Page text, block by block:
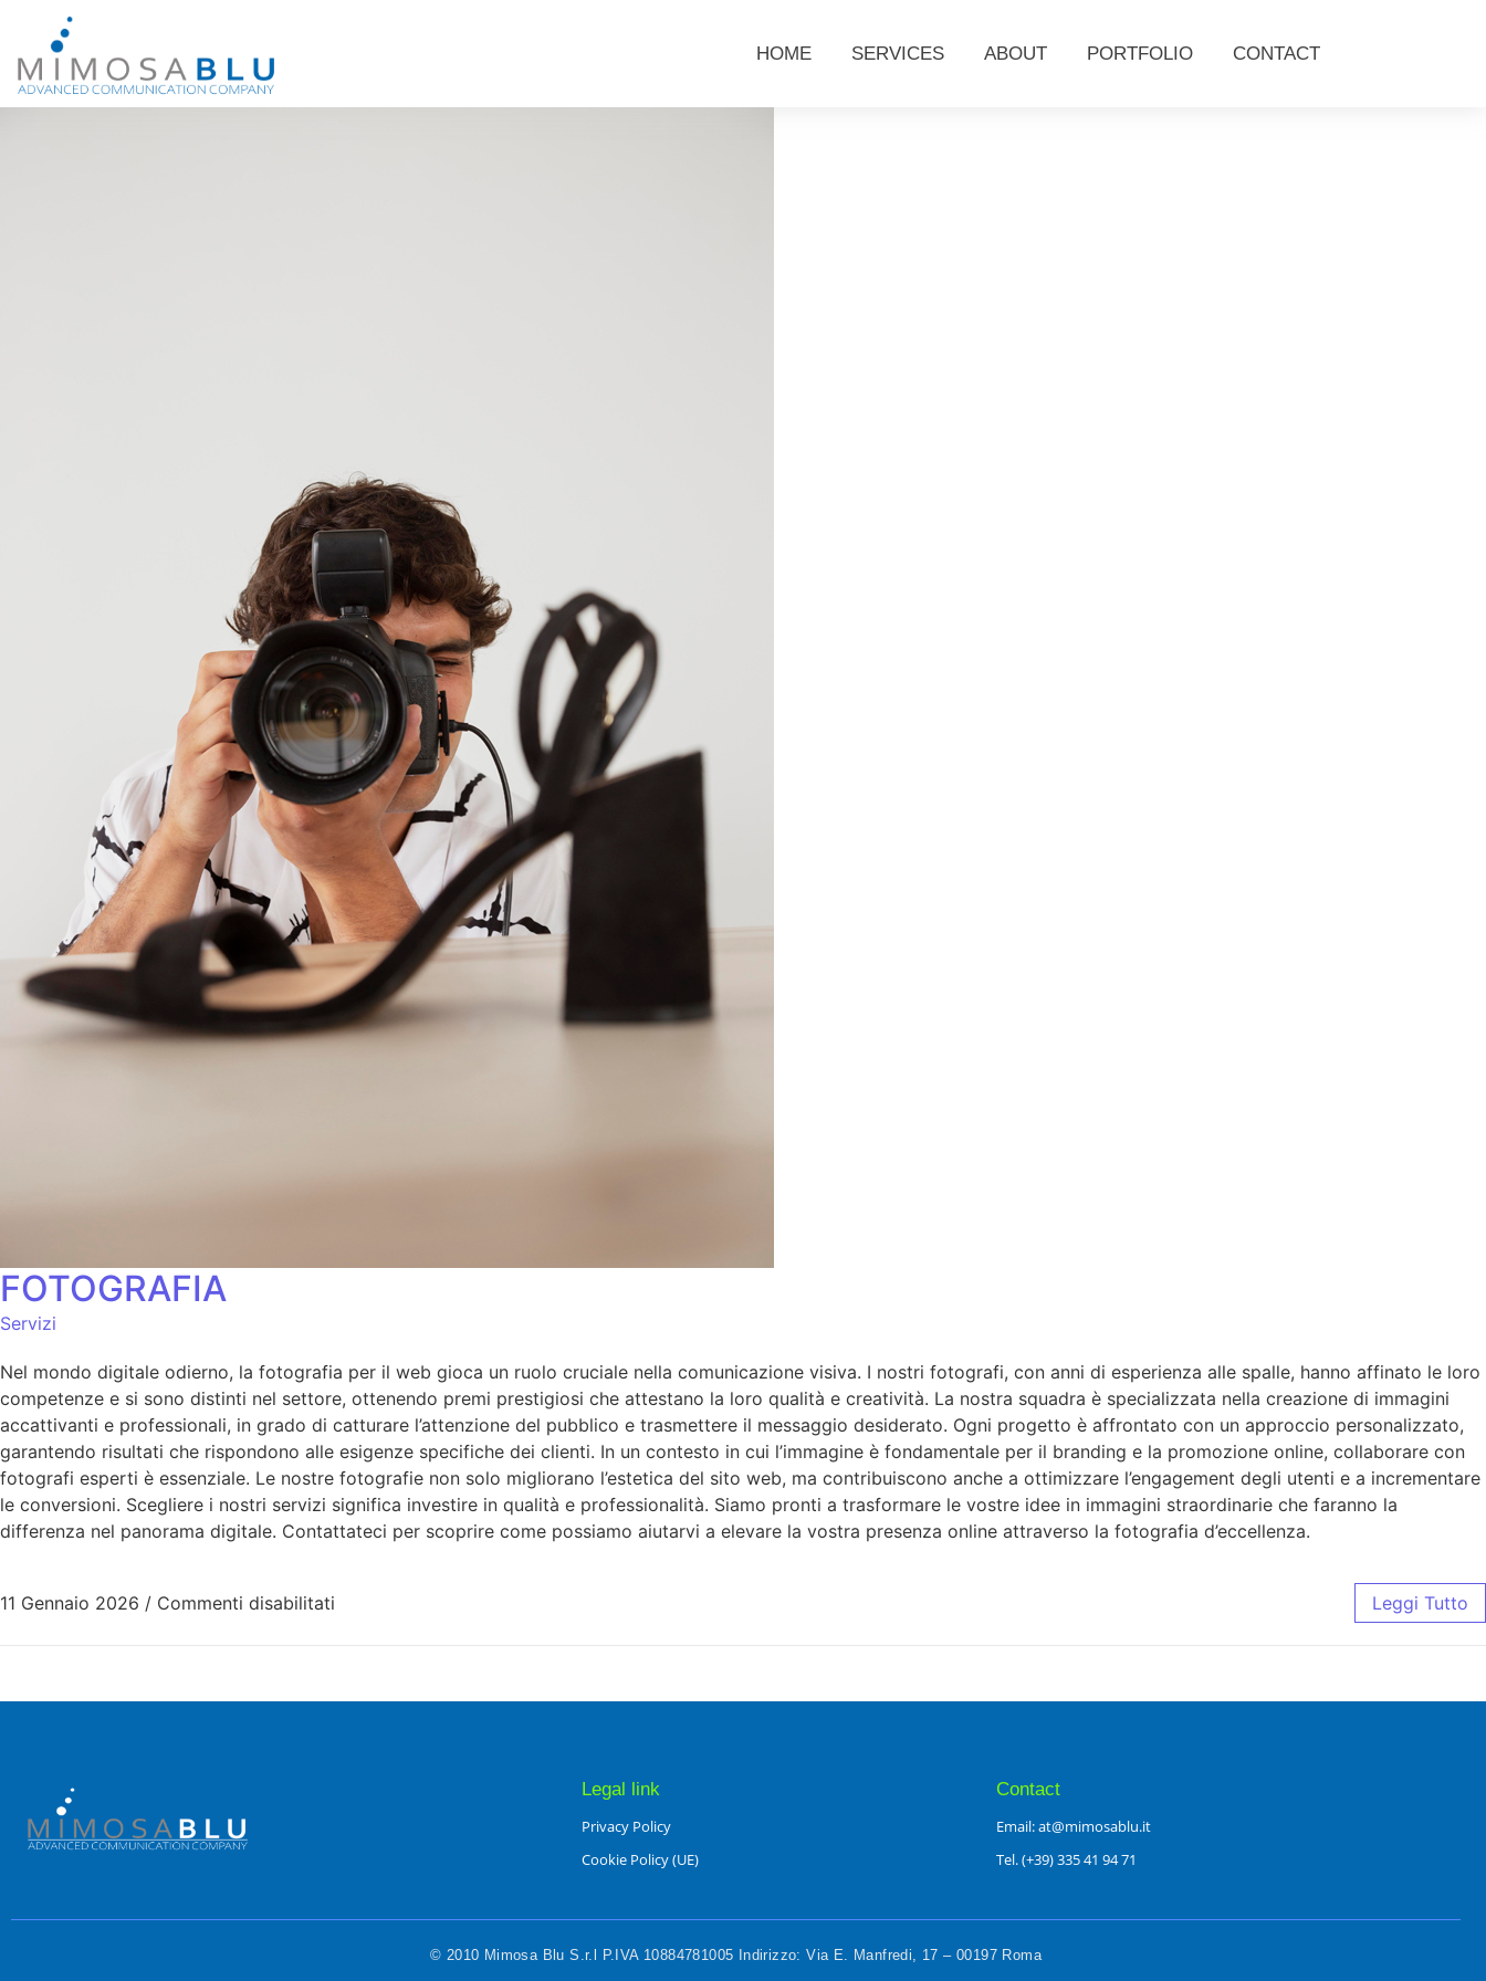
HOME SERVICES ABOUT PORTFOLIO CONTACT
FOTOGRAFIA
Servizi
Nel mondo digitale odierno, la fotografia per il web gioca un ruolo cruciale nella comunicazione visiva. I nostri fotografi, con anni di esperienza alle spalle, hanno affinato le loro
competenze e si sono distinti nel settore, ottenendo premi prestigiosi che attestano la loro qualità e creatività. La nostra squadra è specializzata nella creazione di immagini
accattivanti e professionali, in grado di catturare l’attenzione del pubblico e trasmettere il messaggio desiderato. Ogni progetto è affrontato con un approccio personalizzato,
garantendo risultati che rispondono alle esigenze specifiche dei clienti. In un contesto in cui l’immagine è fondamentale per il branding e la promozione online, collaborare con
fotografi esperti è essenziale. Le nostre fotografie non solo migliorano l’estetica del sito web, ma contribuiscono anche a ottimizzare l’engagement degli utenti e a incrementare
le conversioni. Scegliere i nostri servizi significa investire in qualità e professionalità. Siamo pronti a trasformare le vostre idee in immagini straordinarie che faranno la
differenza nel panorama digitale. Contattateci per scoprire come possiamo aiutarvi a elevare la vostra presenza online attraverso la fotografia d’eccellenza.
11 Gennaio 2026 / Commenti disabilitati Leggi Tutto
Legal link
Privacy Policy
Cookie Policy (UE)
Contact
Email: at@mimosablu.it
Tel. (+39) 335 41 94 71
© 2010 Mimosa Blu S.r.l P.IVA 10884781005 Indirizzo: Via E. Manfredi, 17 – 00197 Roma